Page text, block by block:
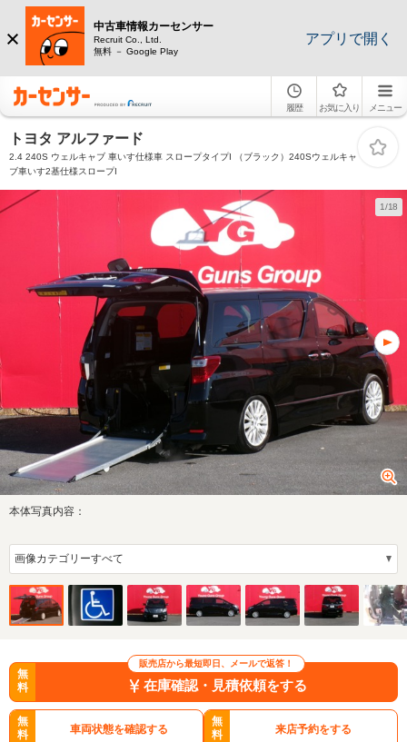
中古車情報カーセンサー
Recruit Co., Ltd.
無料 － Google Play
アプリで開く
履歴 お気に入り メニュー
トヨタ アルファード
2.4 240S ウェルキャブ 車いす仕様車 スロープタイプI （ブラック）240Sウェルキャ
ブ車いす2基仕様スロープI
1/18
本体写真内容：
販売店から最短即日、メールで返答！
無
料
在庫確認・見積依頼をする
無
料
車両状態を確認する
無
料
来店予約をする